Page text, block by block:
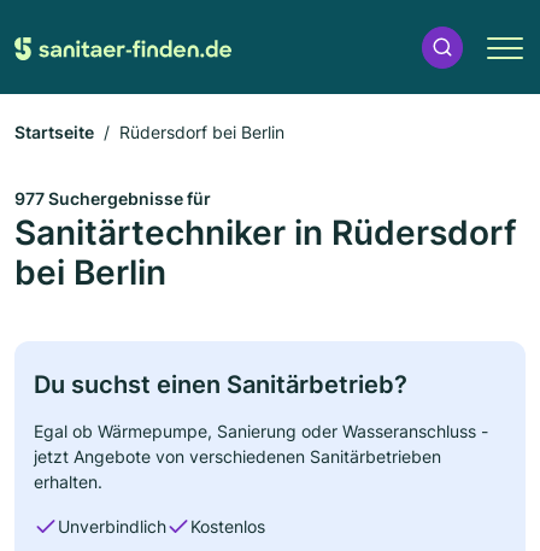
Startseite Rüdersdorf bei Berlin
977 Suchergebnisse für
Sanitärtechniker in Rüdersdorf
bei Berlin
Du suchst einen Sanitärbetrieb?
Egal ob Wärmepumpe, Sanierung oder Wasseranschluss -
jetzt Angebote von verschiedenen Sanitärbetrieben
erhalten.
Unverbindlich Kostenlos